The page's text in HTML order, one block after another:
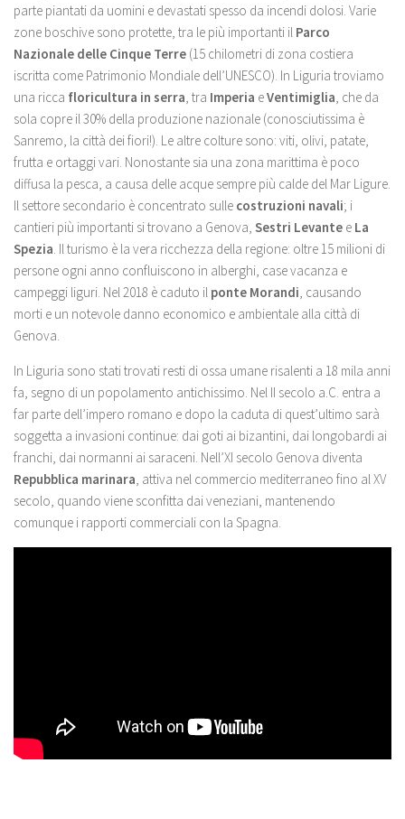
parte piantati da uomini e devastati spesso da incendi dolosi. Varie
zone boschive sono protette, tra le più importanti il Parco
Nazionale delle Cinque Terre (15 chilometri di zona costiera
iscritta come Patrimonio Mondiale dell’UNESCO). In Liguria troviamo
una ricca floricultura in serra , tra Imperia eVentimiglia , che da
sola copre il 30% della produzione nazionale (conosciutissima è
Sanremo, la città dei fiori!). Le altre colture sono: viti, olivi, patate,
frutta e ortaggi vari. Nonostante sia una zona marittima è poco
diffusa la pesca, a causa delle acque sempre più calde del Mar Ligure.
Il settore secondario è concentrato sulle costruzioni navali; i
cantieri più importanti si trovano a Genova, Sestri Levante e La
Spezia . Il turismo è la vera ricchezza della regione: oltre 15 milioni di
persone ogni anno confluiscono in alberghi, case vacanza e
campeggi liguri. Nel 2018 è caduto il ponte Morandi , causando
morti e un notevole danno economico e ambientale alla città di
Genova.
In Liguria sono stati trovati resti di ossa umane risalenti a 18 mila anni
fa, segno di un popolamento antichissimo. Nel II secolo a.C. entra a
far parte dell’impero romano e dopo la caduta di quest’ultimo sarà
soggetta a invasioni continue: dai goti ai bizantini, dai longobardi ai
franchi, dai normanni ai saraceni. Nell’XI secolo Genova diventa
Repubblica marinara , attiva nel commercio mediterraneo fino al XV
secolo, quando viene sconfitta dai veneziani, mantenendo
comunque i rapporti commerciali con la Spagna.